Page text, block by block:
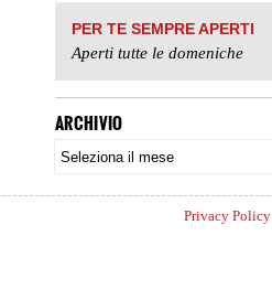
PER TE SEMPRE APERTI
Aperti tutte le domeniche
ARCHIVIO
Privacy Policy